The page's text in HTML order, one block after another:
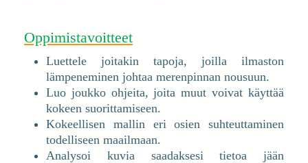
Oppimistavoitteet
Luettele joitakin tapoja, joilla ilmaston
lämpeneminen johtaa merenpinnan nousuun.
Luo joukko ohjeita, joita muut voivat käyttää
kokeen suorittamiseen.
Kokeellisen mallin eri osien suhteuttaminen
todelliseen maailmaan.
Analysoi kuvia saadaksesi tietoa jään